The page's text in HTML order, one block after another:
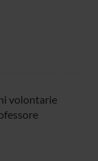
volontarie